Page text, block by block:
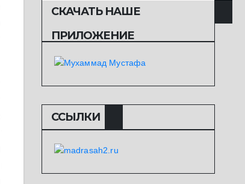
СКАЧАТЬ НАШЕ
ПРИЛОЖЕНИЕ
ССЫЛКИ